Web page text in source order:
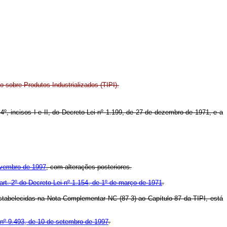
sobre Produtos Industrializados (TIPI).
incisos I e II, do Decreto-Lei nº 1.199, de 27 de dezembro de 1971, e a
de 1997, com alterações posteriores.
art. 2º do Decreto-Lei nº 1.154, de 1º de março de 1971.
na Nota Complementar NC (87-3) ao Capítulo 87 da TIPI, está
9.493, de 10 de setembro de 1997.